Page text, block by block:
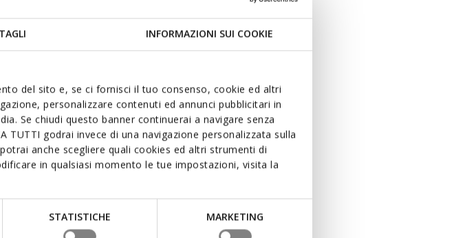
INFORMAZIONI SUI COOKIE
del sito e, se ci fornisci il tuo consenso, cookie ed altri
personalizzare contenuti ed annunci pubblicitari in
Se chiudi questo banner continuerai a navigare senza
TUTTI godrai invece di una navigazione personalizzata sulla
anche scegliere quali cookies ed altri strumenti di
in qualsiasi momento le tue impostazioni, visita la
STATISTICHE MARKETING